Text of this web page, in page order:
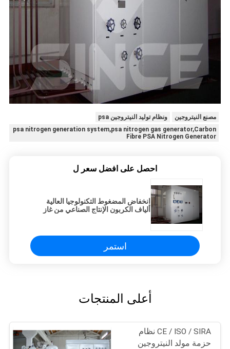
مصنع النيتروجين
ونظام توليد النيتروجين psa
psa nitrogen generation system,psa nitrogen gas generator,Carbon
Fibre PSA Nitrogen Generator
احصل على افضل سعر ل
انخفاض المضغوط التكنولوجيا العالية
ألياف الكربون الإنتاج الصناعي من غاز
استمر
أعلى المنتجات
CE / ISO / SIRA نظام
حزمة مولد النيتروجين